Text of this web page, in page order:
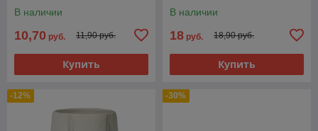
В наличии
10,70 руб. 11,90 руб.
Купить
В наличии
18 руб. 18,90 руб.
Купить
-12% -30%